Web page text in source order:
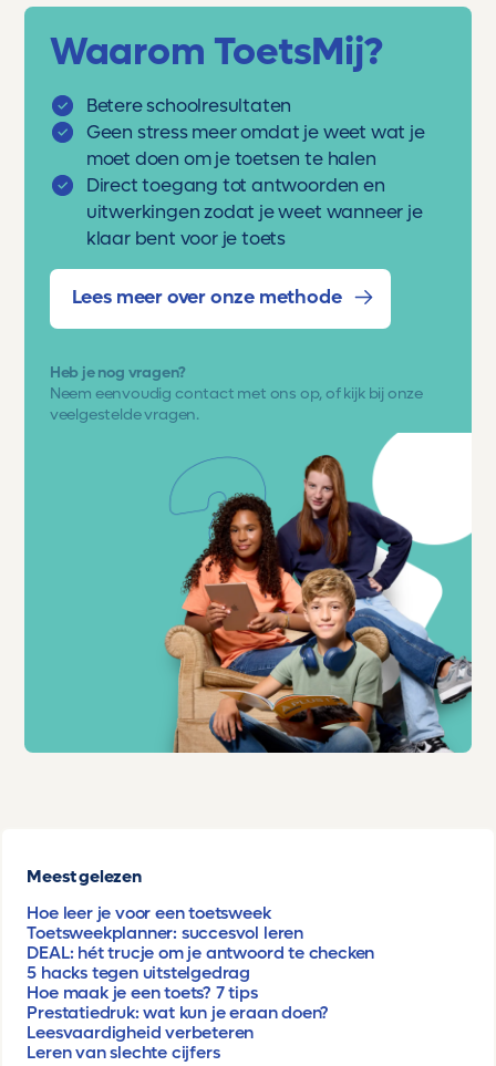
Waarom ToetsMij?
Betere schoolresultaten
Geen stress meer omdat je weet wat je
moet doen om je toetsen te halen
Direct toegang tot antwoorden en
uitwerkingen zodat je weet wanneer je
klaar bent voor je toets
Lees meer over onze methode
Heb je nog vragen?
Neem eenvoudig contact met ons op, of kijk bij onze
veelgestelde vragen.
Meest gelezen
Hoe leer je voor een toetsweek
Toetsweekplanner: succesvol leren
DEAL: hét trucje om je antwoord te checken
5 hacks tegen uitstelgedrag
Hoe maak je een toets? 7 tips
Prestatiedruk: wat kun je eraan doen?
Leesvaardigheid verbeteren
Leren van slechte cijfers